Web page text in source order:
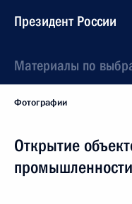
Президент России
Материалы по
Фотографии
Открытие